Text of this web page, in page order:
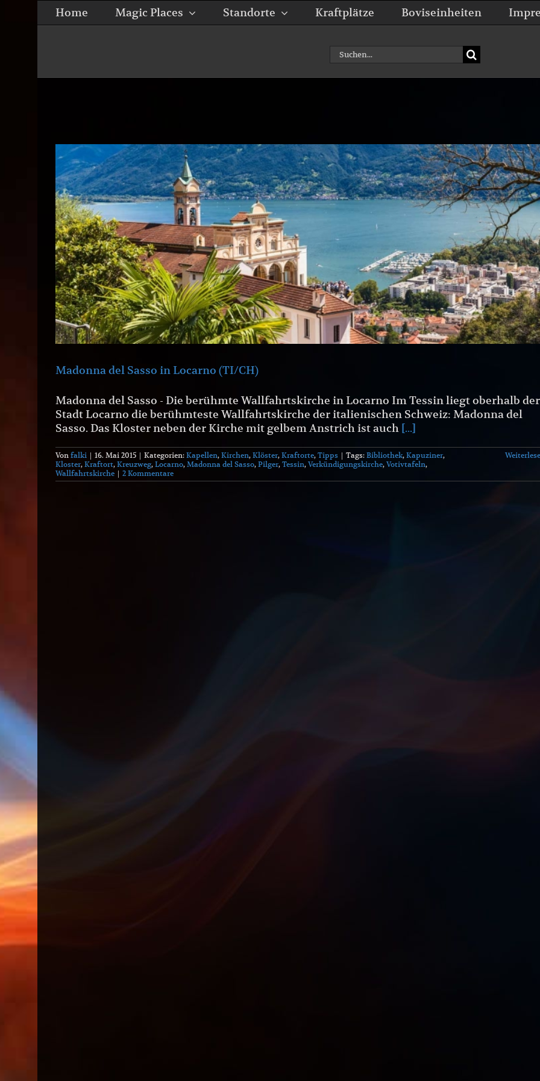
Home Magic Places Standorte Kraftplätze Boviseinheiten
Suche
nach:
Madonna del Sasso in Locarno (TI/CH)
Madonna del Sasso - Die berühmte Wallfahrtskirche in Locarno Im Tessin liegt oberhalb der
Stadt Locarno die berühmteste Wallfahrtskirche der italienischen Schweiz: Madonna del
Sasso. Das Kloster neben der Kirche mit gelbem Anstrich ist auch [...]
Von falki | 16. Mai 2015 | Kategorien: Kapellen, Kirchen, Klöster, Kraftorte, Tipps | Tags: Bibliothek, Kapuziner,
Kloster, Kraftort, Kreuzweg, Locarno, Madonna del Sasso, Pilger, Tessin, Verkündigungskirche, Votivtafeln,
Wallfahrtskirche | 2 Kommentare